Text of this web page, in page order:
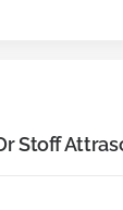
Stoff